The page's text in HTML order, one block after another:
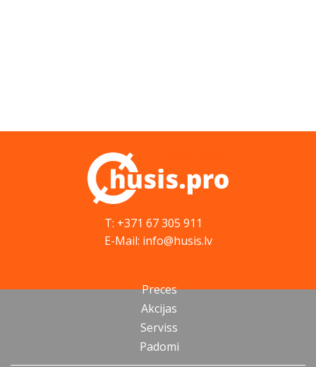
T: +371 67 305 911
E-Mail: info@husis.lv
Preces
Akcijas
Serviss
Padomi